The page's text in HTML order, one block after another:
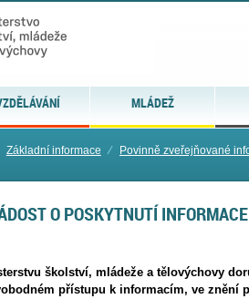
MLÁDEŽ
Základní informace ⁄
Povinně zveřejňované
O POSKYTNUTÍ
školství, mládeže a tělovýchovy
přístupu k informacím, ve znění